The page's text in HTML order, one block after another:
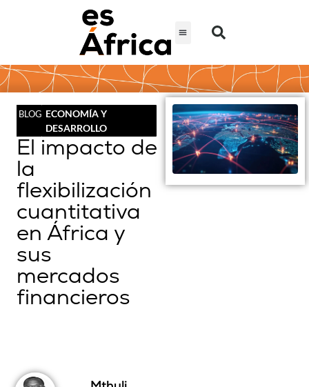
BLOG ECONOMÍA Y
DESARROLLO
El impacto de
la
flexibilización
cuantitativa
en África y
sus
mercados
financieros